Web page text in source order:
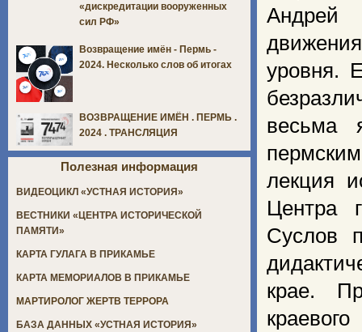
Андрей
уровня.
весьма
лекция
Центра
Суслов
крае.
«дискредитации вооруженных
сил РФ»
Возвращение имён - Пермь -
2024. Несколько слов об итогах
ВОЗВРАЩЕНИЕ ИМЁН . ПЕРМЬ .
2024 . ТРАНСЛЯЦИЯ
Полезная информация
ВИДЕОЦИКЛ «УСТНАЯ ИСТОРИЯ»
ВЕСТНИКИ «ЦЕНТРА ИСТОРИЧЕСКОЙ
ПАМЯТИ»
КАРТА ГУЛАГА В ПРИКАМЬЕ
КАРТА МЕМОРИАЛОВ В ПРИКАМЬЕ
МАРТИРОЛОГ ЖЕРТВ ТЕРРОРА
БАЗА ДАННЫХ «УСТНАЯ ИСТОРИЯ»